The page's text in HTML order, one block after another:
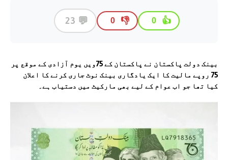
👍
0
👎
0
💬
23
بینک دولت پاکستان نے پاکستان کے 75ویں یوم آزادی کے موقع پر
75 روپے مالیت کا ایک یادگاری بینک نوٹ جاری کرنے کا اعلان
کیا تھا جو اب عوام کے لیے بھی مارکیٹ میں دستیاب ہے۔